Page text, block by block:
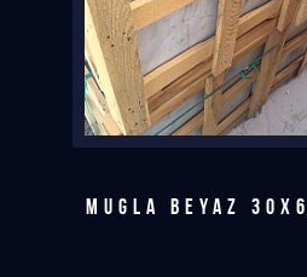
MUGLA BEYAZ